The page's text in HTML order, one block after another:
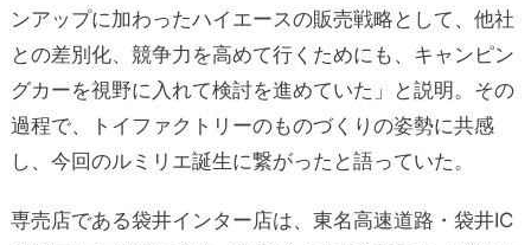
ンアップに加わったハイエースの販売戦略として、他社
との差別化、競争力を高めて行くためにも、キャンピン
グカーを視野に入れて検討を進めていた」と説明。その
過程で、トイファクトリーのものづくりの姿勢に共感
し、今回のルミリエ誕生に繋がったと語っていた。
専売店である袋井インター店は、東名高速道路・袋井IC